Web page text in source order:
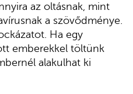
az oltásnak, mint
a szövődménye.
Ha egy
emberekkel töltünk
alakulhat ki